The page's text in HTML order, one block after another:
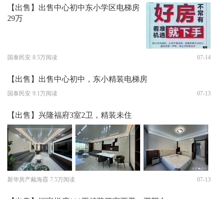
【出售】出售中心初中东小学区电梯房
29万
国泰民安 8.5万阅读 07-14
【出售】出售中心初中，东小精装电梯房
国泰民安 9.1万阅读 07-13
【出售】兴隆福府3室2卫，精装未住
新华房产戴海霞 7.5万阅读 07-13